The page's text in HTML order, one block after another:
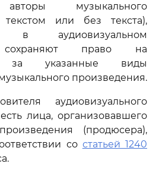
музыкального
или без текста),
в аудиовизуальном
сохраняют право на
за указанные виды
произведения.
аудиовизуального
лица, организовавшего
(продюсера),
со статьей 1240